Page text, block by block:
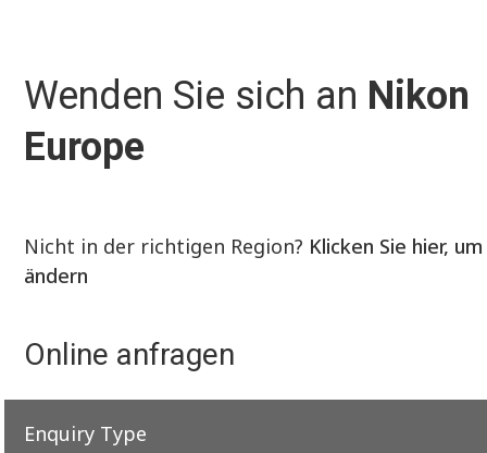
Wenden Sie sich an Nikon
Europe
Nicht in der richtigen Region? Klicken Sie hier,
ändern
Online anfragen
Enquiry Type